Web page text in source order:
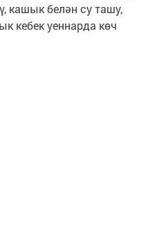
кашык белән су ташу,
кебек уеннарда көч